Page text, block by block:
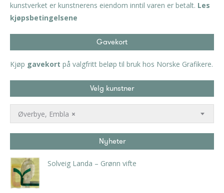
kunstverket er kunstnerens eiendom inntil varen er betalt. Les
kjøpsbetingelsene
Gavekort
Kjøp gavekort på valgfritt beløp til bruk hos Norske Grafikere.
Velg kunstner
×
Øverbye, Embla
Nyheter
Solveig Landa – Grønn vifte